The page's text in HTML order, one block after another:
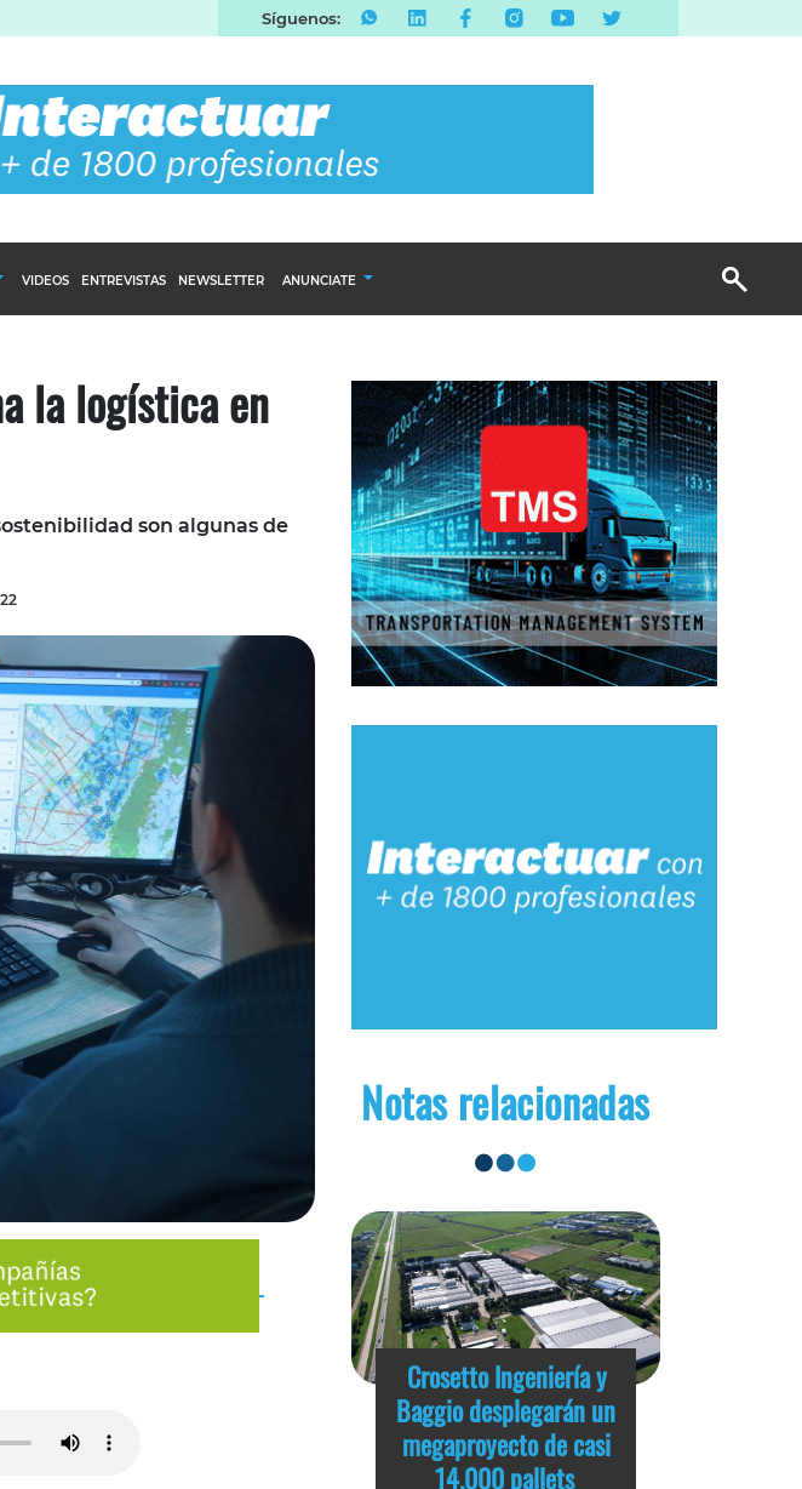
Síguenos:
VIDEOS ENTREVISTAS NEWSLETTER ANUNCIATE
Email Marketing
Branded Content
Publicidad Revista
la logística en
son algunas de
Notas relacionadas
Crosetto Ingeniería y
Baggio desplegarán un
megaproyecto de casi
14.000 pallets